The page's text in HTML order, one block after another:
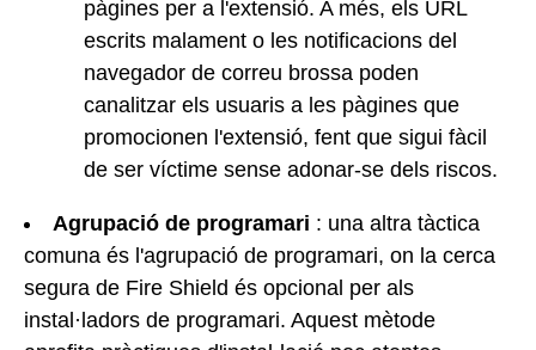
pàgines per a l'extensió. A més, els URL
escrits malament o les notificacions del
navegador de correu brossa poden
canalitzar els usuaris a les pàgines que
promocionen l'extensió, fent que sigui fàcil
de ser víctime sense adonar-se dels riscos.
Agrupació de programari : una altra tàctica
comuna és l'agrupació de programari, on la cerca
segura de Fire Shield és opcional per als
instal·ladors de programari. Aquest mètode